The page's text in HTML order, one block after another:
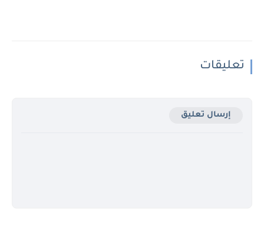
تعليقات
إرسال تعليق